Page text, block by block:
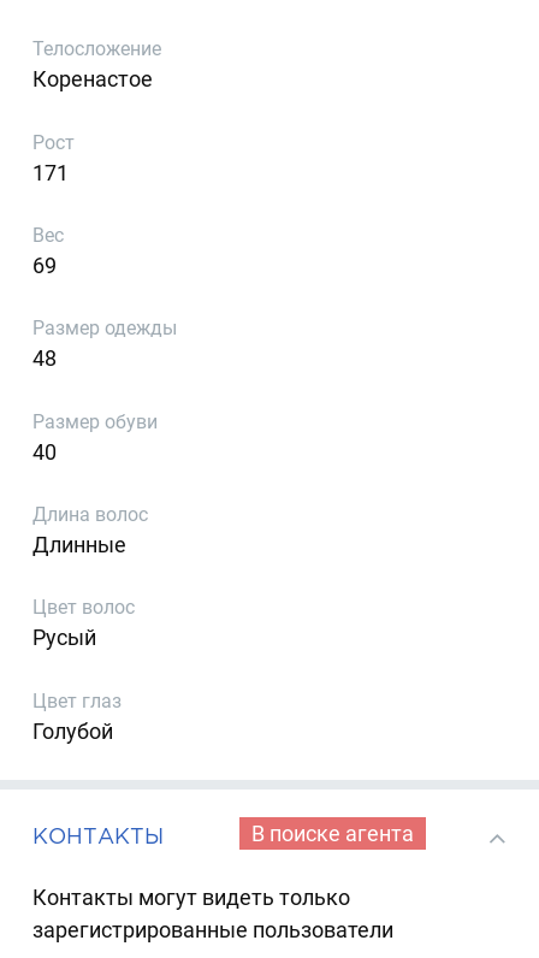
Телосложение
Коренастое
Рост
171
Вес
69
Размер одежды
48
Размер обуви
40
Длина волос
Длинные
Цвет волос
Русый
Цвет глаз
Голубой
КОНТАКТЫ В поиске агента
Контакты могут видеть только
зарегистрированные пользователи